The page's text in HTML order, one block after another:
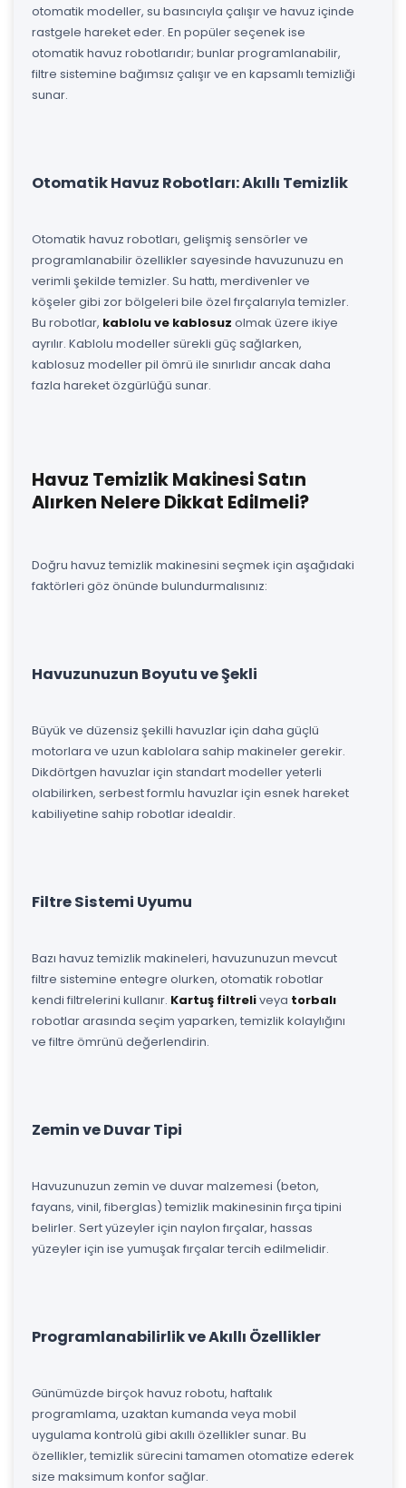
otomatik modeller, su basıncıyla çalışır ve havuz içinde
rastgele hareket eder. En popüler seçenek ise
otomatik havuz robotlarıdır; bunlar programlanabilir,
filtre sistemine bağımsız çalışır ve en kapsamlı temizliği
sunar.
Otomatik Havuz Robotları: Akıllı Temizlik
Otomatik havuz robotları, gelişmiş sensörler ve
programlanabilir özellikler sayesinde havuzunuzu en
verimli şekilde temizler. Su hattı, merdivenler ve
köşeler gibi zor bölgeleri bile özel fırçalarıyla temizler.
Bu robotlar, kablolu ve kablosuz olmak üzere ikiye
ayrılır. Kablolu modeller sürekli güç sağlarken,
kablosuz modeller pil ömrü ile sınırlıdır ancak daha
fazla hareket özgürlüğü sunar.
Havuz Temizlik Makinesi Satın
Alırken Nelere Dikkat Edilmeli?
Doğru havuz temizlik makinesini seçmek için aşağıdaki
faktörleri göz önünde bulundurmalısınız:
Havuzunuzun Boyutu ve Şekli
Büyük ve düzensiz şekilli havuzlar için daha güçlü
motorlara ve uzun kablolara sahip makineler gerekir.
Dikdörtgen havuzlar için standart modeller yeterli
olabilirken, serbest formlu havuzlar için esnek hareket
kabiliyetine sahip robotlar idealdir.
Filtre Sistemi Uyumu
Bazı havuz temizlik makineleri, havuzunuzun mevcut
filtre sistemine entegre olurken, otomatik robotlar
kendi filtrelerini kullanır. Kartuş filtreliveya torbalı
robotlar arasında seçim yaparken, temizlik kolaylığını
ve filtre ömrünü değerlendirin.
Zemin ve Duvar Tipi
Havuzunuzun zemin ve duvar malzemesi (beton,
fayans, vinil, fiberglas) temizlik makinesinin fırça tipini
belirler. Sert yüzeyler için naylon fırçalar, hassas
yüzeyler için ise yumuşak fırçalar tercih edilmelidir.
Programlanabilirlik ve Akıllı Özellikler
Günümüzde birçok havuz robotu, haftalık
programlama, uzaktan kumanda veya mobil
uygulama kontrolü gibi akıllı özellikler sunar. Bu
özellikler, temizlik sürecini tamamen otomatize ederek
size maksimum konfor sağlar.